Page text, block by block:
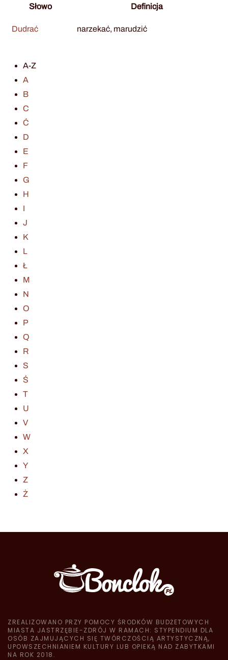
Słowo Definicja
Dudrać narzekać, marudzić
A-Z
A
B
C
Ć
D
E
F
G
H
I
J
K
L
Ł
M
N
O
P
Q
R
S
Ś
T
U
V
W
X
Y
Z
Ż
ZREALIZOWANO PRZY POMOCY ŚRODKÓW BUDŻETOWYCH
MIASTA JASTRZĘBIE-ZDRÓJ W RAMACH: STYPENDIUM DLA
OSÓB ZAJMUJĄCYCH SIĘ TWÓRCZOŚCIĄ ARTYSTYCZNĄ,
UPOWSZECHNIANIEM KULTURY LUB OPIEKĄ NAD ZABYTKAMI
NA ROK 2018.